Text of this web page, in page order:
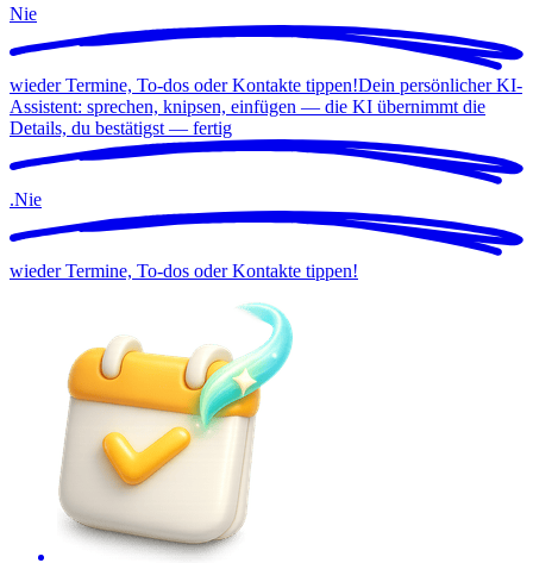
Nie
wieder Termine, To-dos oder Kontakte tippen!Dein persönlicher KI-
Assistent: sprechen, knipsen, einfügen — die KI übernimmt die
Details, du bestätigst — fertig
.Nie
wieder Termine, To-dos oder Kontakte tippen!